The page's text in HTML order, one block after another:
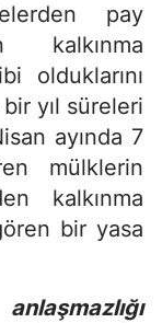
pay
kalkınma
olduklarını
yıl süreleri
ayında 7
mülklerin
kalkınma
bir yasa